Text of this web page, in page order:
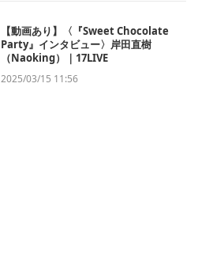
【動画あり】〈『Sweet Chocolate
Party』インタビュー〉岸田直樹
（Naoking）｜17LIVE
2025/03/15 11:56